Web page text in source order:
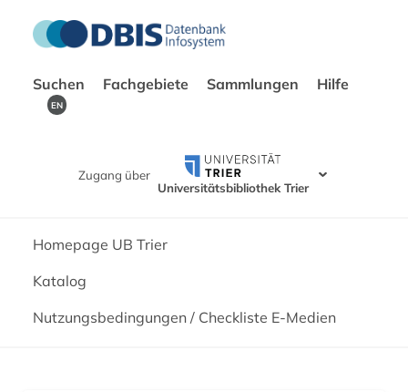
Suchen Fachgebiete Sammlungen Hilfe
EN
Zugang über
Universitätsbibliothek Trier
Homepage UB Trier
Katalog
Nutzungsbedingungen / Checkliste E-Medien